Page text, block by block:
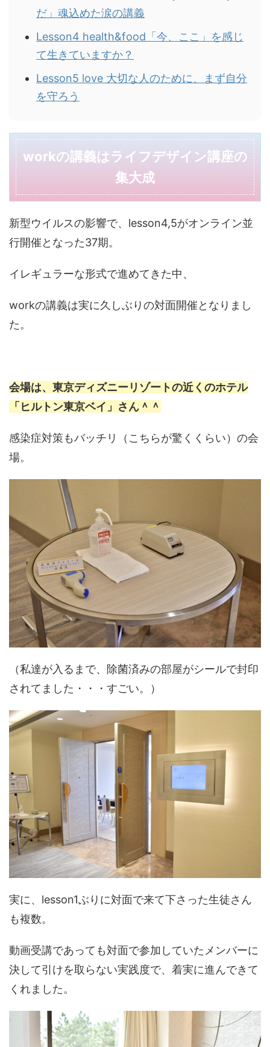
だ」魂込めた涙の講義
Lesson4 health&food「今、ここ」を感じ
て生きていますか？
Lesson5 love 大切な人のために、まず自分
を守ろう
workの講義はライフデザイン講座の
集大成
新型ウイルスの影響で、lesson4,5がオンライン並
行開催となった37期。
イレギュラーな形式で進めてきた中、
workの講義は実に久しぶりの対面開催となりまし
た。
会場は、東京ディズニーリゾートの近くのホテル
「ヒルトン東京ベイ」さん＾＾
感染症対策もバッチリ（こちらが驚くくらい）の会
場。
（私達が入るまで、除菌済みの部屋がシールで封印
されてました・・・すごい。）
実に、lesson1ぶりに対面で来て下さった生徒さん
も複数。
動画受講であっても対面で参加していたメンバーに
決して引けを取らない実践度で、着実に進んできて
くれました。